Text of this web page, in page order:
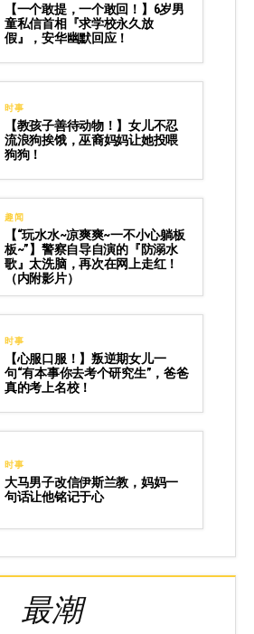
【一个敢提，一个敢回！】6岁男
童私信首相『求学校永久放
假』，安华幽默回应！
时事
【教孩子善待动物！】女儿不忍
流浪狗挨饿，巫裔妈妈让她投喂
狗狗！
趣闻
【“玩水水~凉爽爽~一不小心躺板
板~”】警察自导自演的『防溺水
歌』太洗脑，再次在网上走红！
（内附影片）
时事
【心服口服！】叛逆期女儿一
句“有本事你去考个研究生”，爸爸
真的考上名校！
时事
大马男子改信伊斯兰教，妈妈一
句话让他铭记于心
最潮